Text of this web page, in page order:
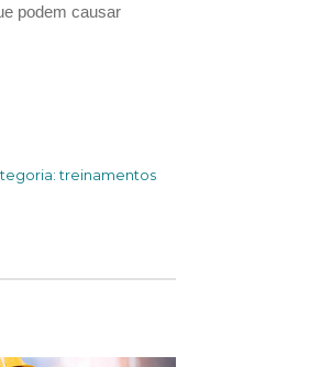
podem causar
treinamentos